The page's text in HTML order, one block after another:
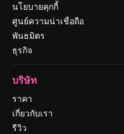
นโยบายคุกกี้
ศูนย์ความน่าเชื่อถือ
พันธมิตร
ธุรกิจ
บริษัท
ราคา
เกี่ยวกับเรา
รีวิว